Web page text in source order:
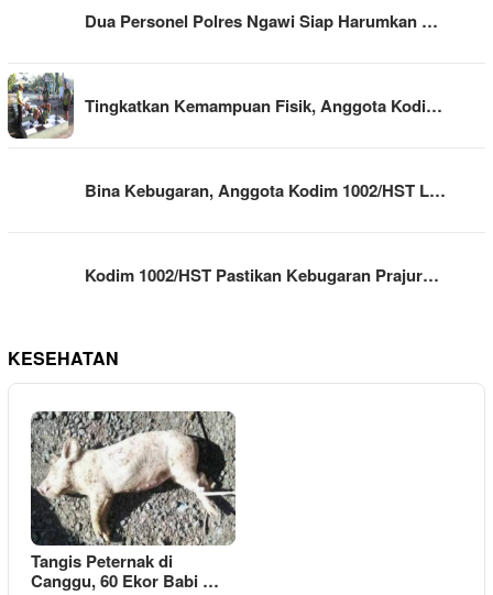
Dua Personel Polres Ngawi Siap Harumkan …
Tingkatkan Kemampuan Fisik, Anggota Kodi…
Bina Kebugaran, Anggota Kodim 1002/HST L…
Kodim 1002/HST Pastikan Kebugaran Prajur…
KESEHATAN
Tangis Peternak di
Canggu, 60 Ekor Babi …